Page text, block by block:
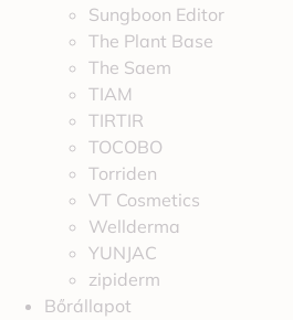
Sungboon Editor
The Plant Base
The Saem
TIAM
TIRTIR
TOCOBO
Torriden
VT Cosmetics
Wellderma
YUNJAC
zipiderm
Bőrállapot